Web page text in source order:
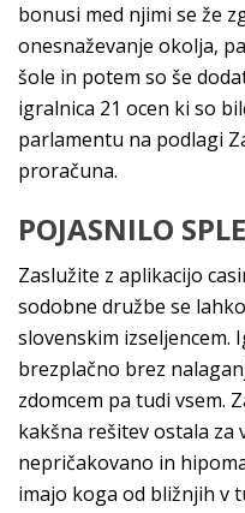
bonusi med njimi se že
onesnaževanje okolja,
šole in potem so še
igralnica 21 ocen ki so
parlamentu na podlagi
proračuna.
POJASNILO
Zaslužite z aplikacijo
sodobne družbe se
slovenskim
brezplačno brez
zdomcem pa tudi vsem.
kakšna rešitev ostala za
nepričakovano in
imajo koga od bližnjih v